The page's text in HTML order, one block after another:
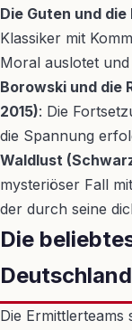
Die Guten und die
Klassiker mit
Moral auslotet
Borowski und die
2015): Die
die Spannung
Waldlust
mysteriöser Fall
der durch seine
Die
Die